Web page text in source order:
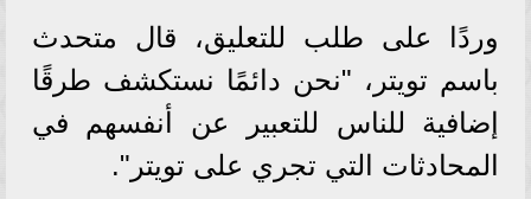
وردًا على طلب للتعليق، قال متحدث
باسم تويتر، "نحن دائمًا نستكشف طرقًا
إضافية للناس للتعبير عن أنفسهم في
المحادثات التي تجري على تويتر".